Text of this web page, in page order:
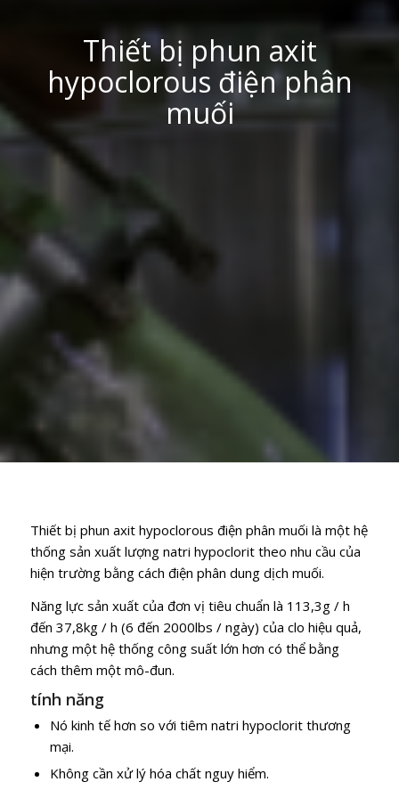
Thiết bị phun axit
hypoclorous điện phân
muối
Thiết bị phun axit hypoclorous điện phân muối là một hệ
thống sản xuất lượng natri hypoclorit theo nhu cầu của
hiện trường bằng cách điện phân dung dịch muối.
Năng lực sản xuất của đơn vị tiêu chuẩn là 113,3g / h
đến 37,8kg / h (6 đến 2000lbs / ngày) của clo hiệu quả,
nhưng một hệ thống công suất lớn hơn có thể bằng
cách thêm một mô-đun.
tính năng
Nó kinh tế hơn so với tiêm natri hypoclorit thương
mại.
Không cần xử lý hóa chất nguy hiểm.